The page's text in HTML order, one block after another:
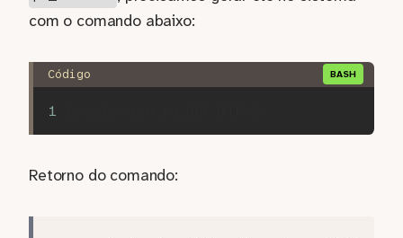
com o comando abaixo:
Retorno do comando: